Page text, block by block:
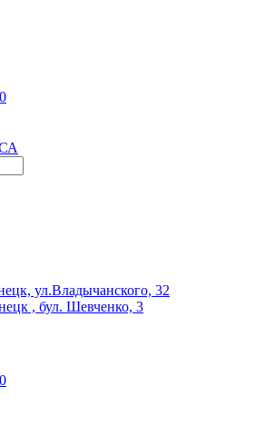
0
ул.Владычанского, 32
, бул. Шевченко, 3
0